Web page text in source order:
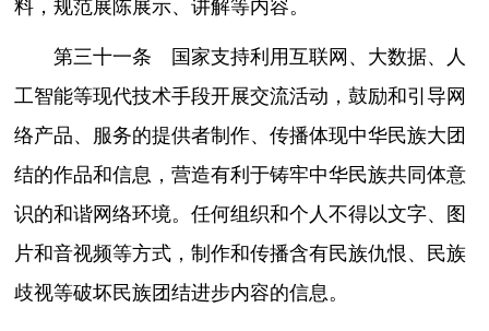
料，规范展陈展示、讲解等内容。
第三十一条 国家支持利用互联网、大数据、人
工智能等现代技术手段开展交流活动，鼓励和引导网
络产品、服务的提供者制作、传播体现中华民族大团
结的作品和信息，营造有利于铸牢中华民族共同体意
识的和谐网络环境。任何组织和个人不得以文字、图
片和音视频等方式，制作和传播含有民族仇恨、民族
歧视等破坏民族团结进步内容的信息。